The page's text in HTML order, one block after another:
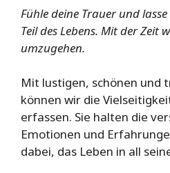
Fühle deine Trauer und
Teil des Lebens. Mit der Zeit
umzugehen.
Mit lustigen, schönen und
können wir die
erfassen. Sie halten die
Emotionen und
dabei, das Leben in all